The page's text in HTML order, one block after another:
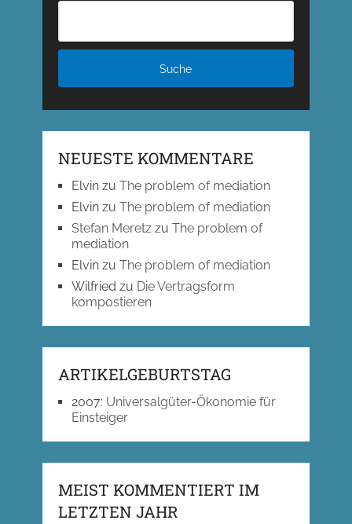
NEUESTE KOMMENTARE
Elvinzu The problem of mediation
Elvinzu The problem of mediation
Stefan Meretzzu The problem of
mediation
Elvinzu The problem of mediation
Wilfried zu Die Vertragsform
kompostieren
ARTIKELGEBURTSTAG
2007: Universalgüter-Ökonomie für
Einsteiger
MEIST KOMMENTIERT IM
LETZTEN JAHR